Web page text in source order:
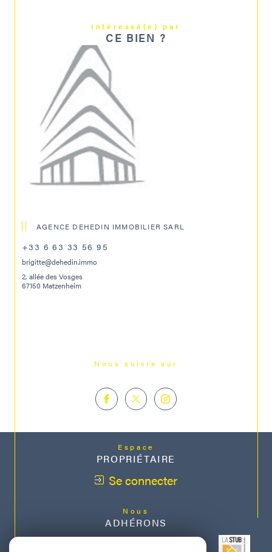
Intéressé(e) par
CE BIEN ?
AGENCE DEHEDIN IMMOBILIER SARL
+33 6 63 33 56 95
brigitte@dehedin.immo
2, allée des Vosges
67150 Matzenheim
Nous suivre sur
Espace
PROPRIÉTAIRE
Se connecter
Nous
ADHÉRONS